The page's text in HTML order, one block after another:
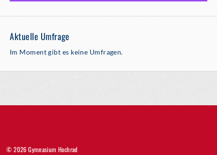
Aktuelle Umfrage
Im Moment gibt es keine Umfragen.
© 2026 Gymnasium Hochrad